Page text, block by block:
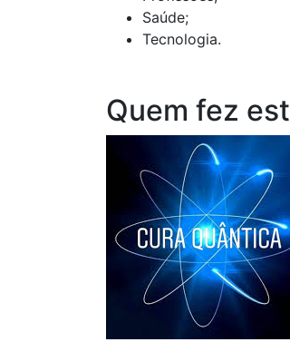
Saúde;
Tecnologia.
Quem fez